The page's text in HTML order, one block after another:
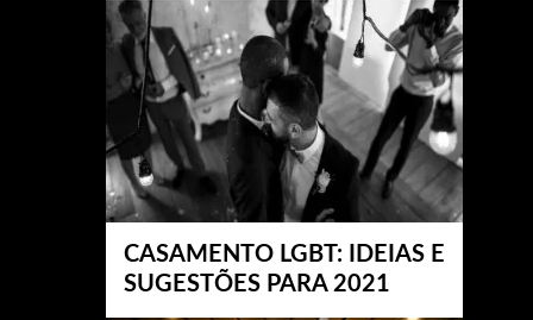
CASAMENTO LGBT: IDEIAS E
SUGESTÕES PARA 2021